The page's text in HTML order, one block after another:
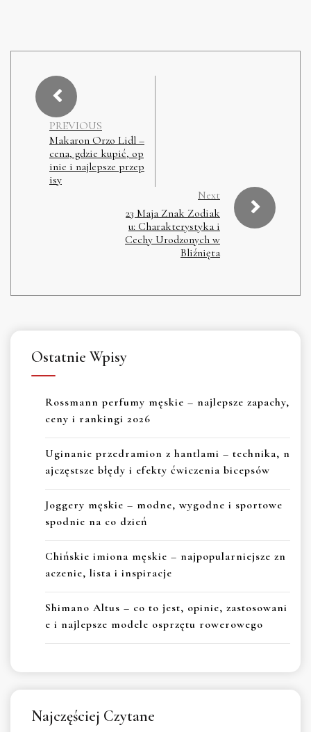
PREVIOUS
Makaron Orzo Lidl –
cena, gdzie kupić, op
inie i najlepsze przep
isy
Next
23 Maja Znak Zodiak
u: Charakterystyka i
Cechy Urodzonych w
Bliźnięta
Ostatnie Wpisy
Rossmann perfumy męskie – najlepsze zapachy,
ceny i rankingi 2026
Uginanie przedramion z hantlami – technika, n
ajczęstsze błędy i efekty ćwiczenia bicepsów
Joggery męskie – modne, wygodne i sportowe
spodnie na co dzień
Chińskie imiona męskie – najpopularniejsze zn
aczenie, lista i inspiracje
Shimano Altus – co to jest, opinie, zastosowani
e i najlepsze modele osprzętu rowerowego
Najczęściej Czytane